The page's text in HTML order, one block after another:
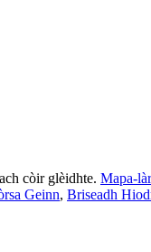
còir glèidhte. Mapa-
Geinn, Briseadh